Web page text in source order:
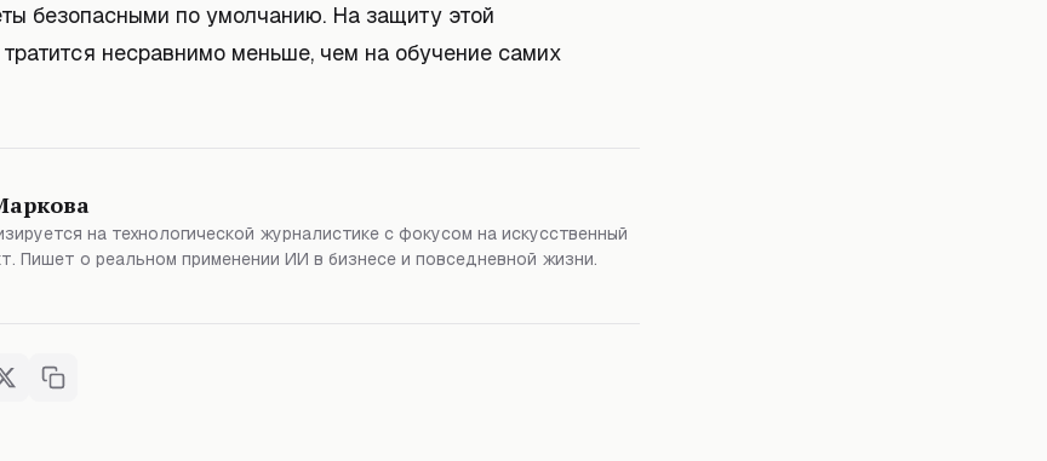
безопасными по умолчанию. На защиту этой
несравнимо меньше, чем на обучение самих
на технологической журналистике с фокусом на искусственный
Пишет о реальном применении ИИ в бизнесе и повседневной жизни.